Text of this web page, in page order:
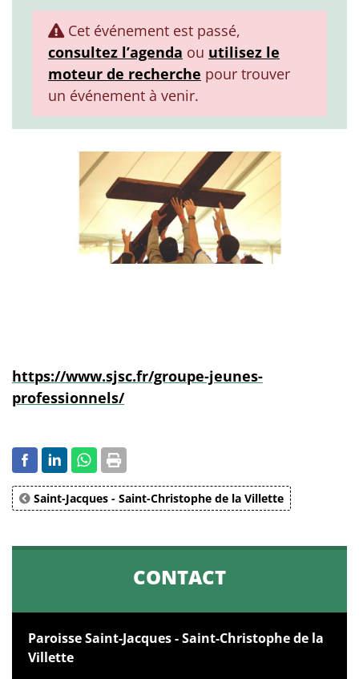
Cet événement est passé,
consultez l’agenda ou utilisez le
moteur de recherche pour trouver
un événement à venir.
https://www.sjsc.fr/groupe-jeunes-
professionnels/
Saint-Jacques - Saint-Christophe de la Villette
CONTACT
Paroisse Saint-Jacques - Saint-Christophe de la
Villette